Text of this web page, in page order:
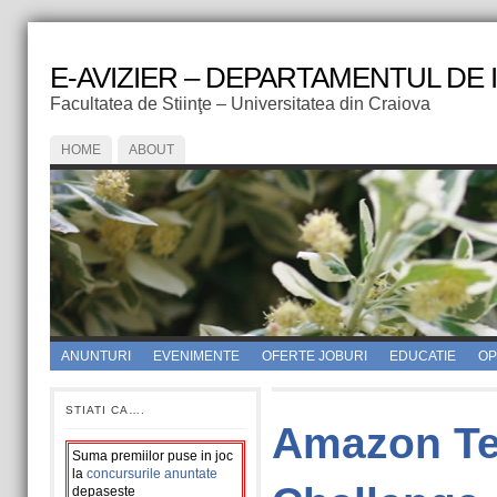
E-AVIZIER – DEPARTAMENTUL DE
Facultatea de Stiinţe – Universitatea din Craiova
HOME ABOUT
ANUNTURI EVENIMENTE OFERTE JOBURI EDUCATIE
STIATI CA….
Suma premiilor puse in joc
la concursurile anuntate
depaseste
Amazon